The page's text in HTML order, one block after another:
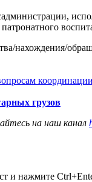
нахождения/
грузов
на наш канал
и нажмите